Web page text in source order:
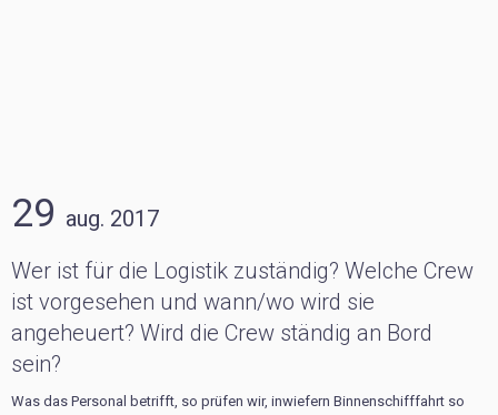
29 aug. 2017
Wer ist für die Logistik zuständig? Welche Crew
ist vorgesehen und wann/wo wird sie
angeheuert? Wird die Crew ständig an Bord
sein?
Was das Personal betrifft, so prüfen wir, inwiefern Binnenschifffahrt so